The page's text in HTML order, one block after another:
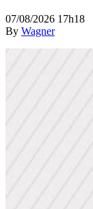
07/08/2026 17h18
By Wagner